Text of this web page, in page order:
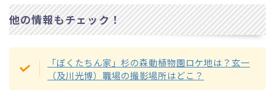
他の情報もチェック！
「ぼくたちん家」杉の森動植物園ロケ地は？玄一
（及川光博）職場の撮影場所はどこ？